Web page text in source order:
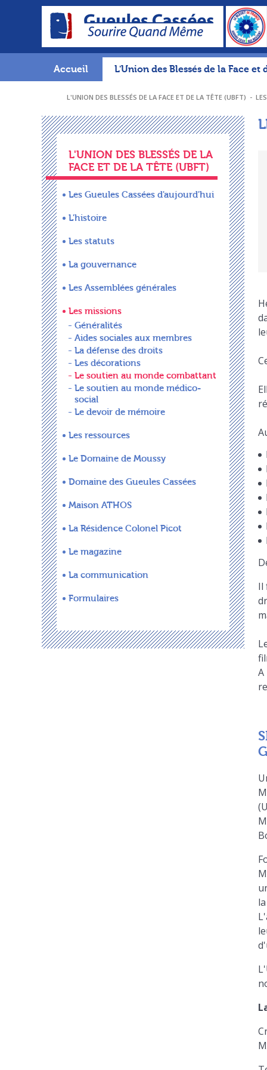
Accueil L'Union des Blessés de la Face et
L'UNION DES BLESSÉS DE LA FACE ET DE LA TÊTE (UBFT) -
L'UNION DES BLESSÉS DE LA
FACE ET DE LA TÊTE (UBFT)
Les Gueules Cassées d'aujourd'hui
L'histoire
Les statuts
La gouvernance
Les Assemblées générales
Les missions
Généralités
Aides sociales aux membres
La défense des droits
Les décorations
Le soutien au monde combattant
Le soutien au monde médico-
social
Le devoir de mémoire
Les ressources
Le Domaine de Moussy
Domaine des Gueules Cassées
Maison ATHOS
La Résidence Colonel Picot
Le magazine
La communication
Formulaires
Il
A